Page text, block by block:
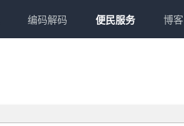
编码解码 便民服务 博客